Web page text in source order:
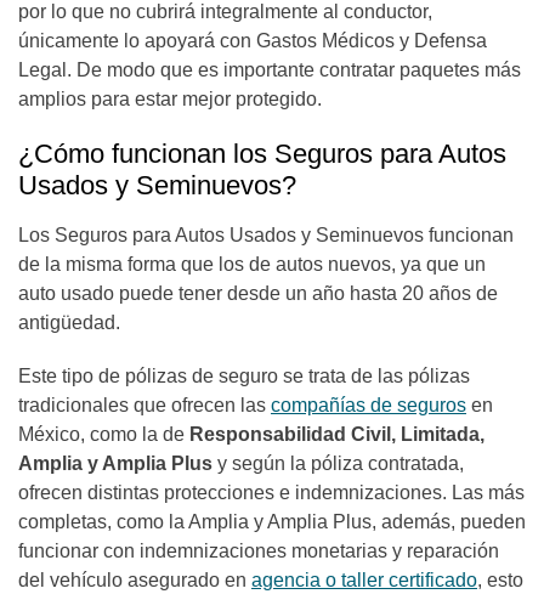
por lo que no cubrirá integralmente al conductor,
únicamente lo apoyará con Gastos Médicos y Defensa
Legal. De modo que es importante contratar paquetes más
amplios para estar mejor protegido.
¿Cómo funcionan los Seguros para Autos
Usados y Seminuevos?
Los Seguros para Autos Usados y Seminuevos funcionan
de la misma forma que los de autos nuevos, ya que un
auto usado puede tener desde un año hasta 20 años de
antigüedad.
Este tipo de pólizas de seguro se trata de las pólizas
tradicionales que ofrecen las compañías de seguros en
México, como la de Responsabilidad Civil, Limitada,
Amplia y Amplia Plus y según la póliza contratada,
ofrecen distintas protecciones e indemnizaciones. Las más
completas, como la Amplia y Amplia Plus, además, pueden
funcionar con indemnizaciones monetarias y reparación
del vehículo asegurado en agencia o taller certificado, esto